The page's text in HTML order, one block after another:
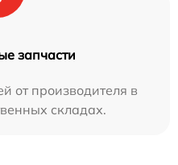
запчасти
от производителя в
складах.